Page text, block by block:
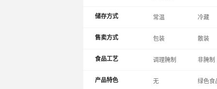
储存方式 常温 冷藏
售卖方式 包装 散装
食品工艺 调理腌制 非腌制
产品特色 无 绿色食